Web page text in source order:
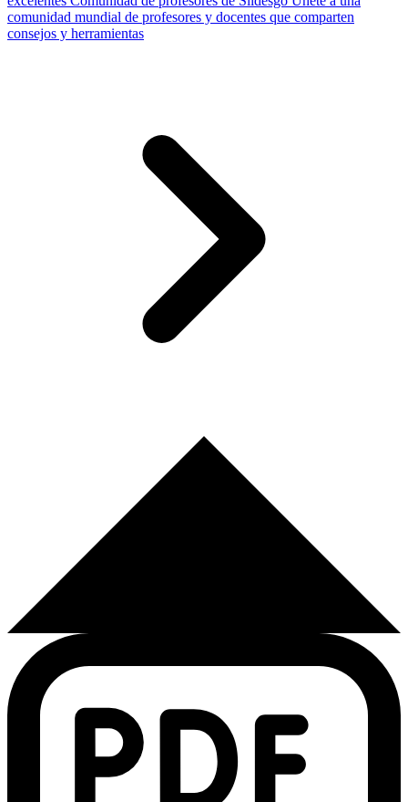
comunidad mundial de profesores y docentes que comparten
consejos y herramientas